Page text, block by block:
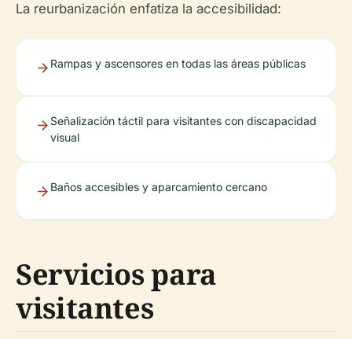
La reurbanización enfatiza la accesibilidad:
Rampas y ascensores en todas las áreas públicas
Señalización táctil para visitantes con discapacidad
visual
Baños accesibles y aparcamiento cercano
Servicios para
visitantes